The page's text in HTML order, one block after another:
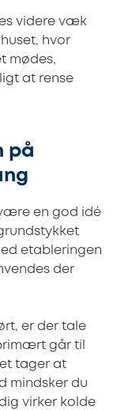
videre væk
hvor
mødes,
at rense
på
en god idé
etableringen
der
er der tale
går til
tager at
mindsker du
virker kolde